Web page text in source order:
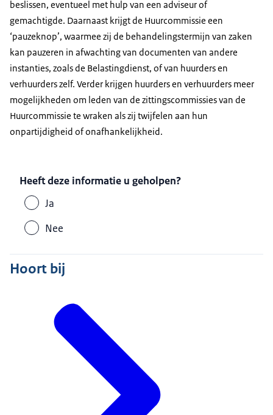
beslissen, eventueel met hulp van een adviseur of
gemachtigde. Daarnaast krijgt de Huurcommissie een
‘pauzeknop’, waarmee zij de behandelingstermijn van zaken
kan pauzeren in afwachting van documenten van andere
instanties, zoals de Belastingdienst, of van huurders en
verhuurders zelf. Verder krijgen huurders en verhuurders meer
mogelijkheden om leden van de zittingscommissies van de
Huurcommissie te wraken als zij twijfelen aan hun
onpartijdigheid of onafhankelijkheid.
Heeft deze informatie u geholpen?
Ja
Nee
Hoort bij